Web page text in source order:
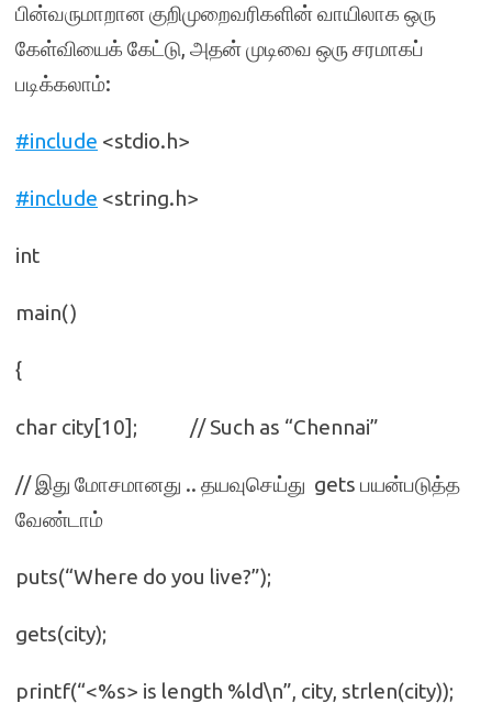
பின்வருமாறான குறிமுறைவரிகளின் வாயிலாக ஒரு
கேள்வியைக் கேட்டு, அதன் முடிவை ஒரு சரமாகப்
படிக்கலாம்:
#include <stdio.h>
#include <string.h>
int
main()
{
char city[10]; // Such as “Chennai”
// இது மோசமானது .. தயவுசெய்து gets பயன்படுத்த
வேண்டாம்
puts(“Where do you live?”);
gets(city);
printf(“<%s> is length %ld\n”, city, strlen(city));